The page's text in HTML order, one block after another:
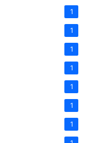
1
1
1
1
1
1
1